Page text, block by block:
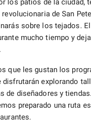
los patios de la ciudad,
de San
sobre los tejados.
mucho tiempo y
que les gustan los
disfrutarán explorando
de diseñadores y
preparado una ruta